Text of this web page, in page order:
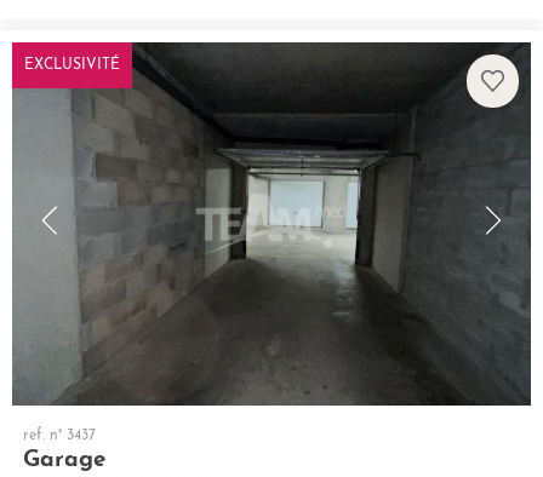
EXCLUSIVITÉ
ref. n° 3437
Garage